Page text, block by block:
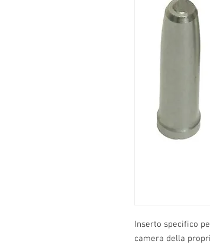
Inserto specifico
camera della